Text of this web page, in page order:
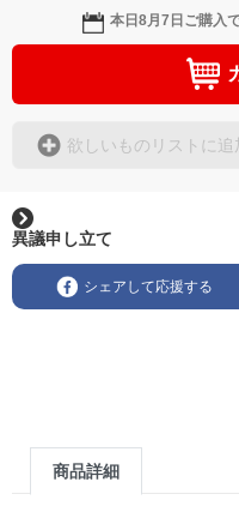
本日8月7日 ご購入で
欲しいものリストに追
異議申し立て
シェアして応援する
商品詳細